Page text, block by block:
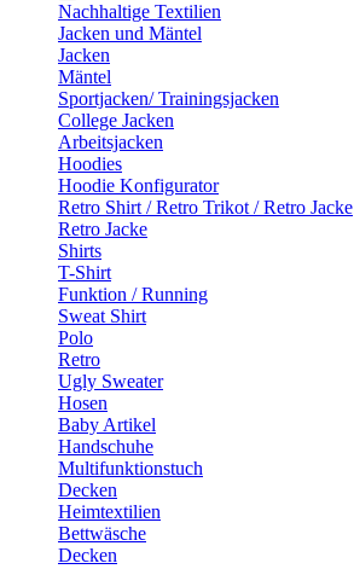
Nachhaltige Textilien
Jacken und Mäntel
Jacken
Mäntel
Sportjacken/ Trainingsjacken
College Jacken
Arbeitsjacken
Hoodies
Hoodie Konfigurator
Retro Shirt / Retro Trikot / Retro Jacke
Retro Jacke
Shirts
T-Shirt
Funktion / Running
Sweat Shirt
Polo
Retro
Ugly Sweater
Hosen
Baby Artikel
Handschuhe
Multifunktionstuch
Decken
Heimtextilien
Bettwäsche
Decken